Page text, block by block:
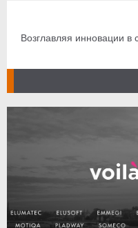
Возглавляя инновации